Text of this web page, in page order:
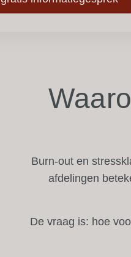
Burn-out en
afdelingen
De vraag is: hoe